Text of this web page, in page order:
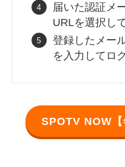
届いた認証メ
URLを選択し
登録したメー
を入力してロ
SPOTV NOW【